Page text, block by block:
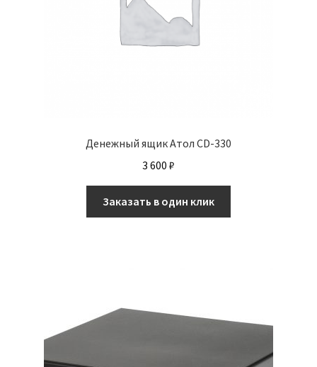
Денежный ящик Атол CD-330
3 600 ₽
Заказать в один клик